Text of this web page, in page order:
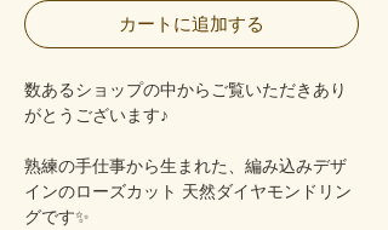
カートに追加する
数あるショップの中からご覧いただきあり
がとうございます♪
熟練の手仕事から生まれた、編み込みデザ
インのローズカット 天然ダイヤモンドリン
グです✨